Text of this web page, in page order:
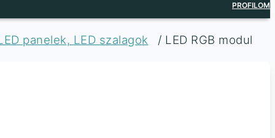
PROFILOM
panelek, LED szalagok / LED RGB modul